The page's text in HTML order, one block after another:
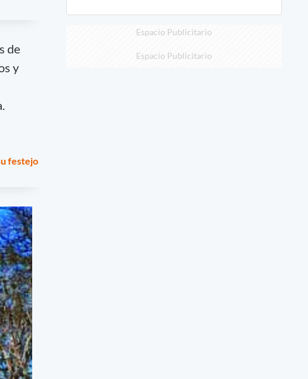
de
y
festejo
Espacio Publicitario
Espacio Publicitario